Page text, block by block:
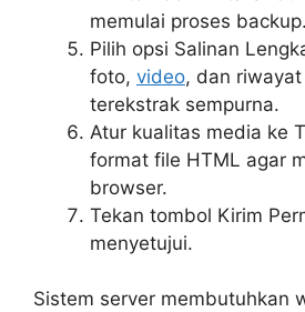
memulai proses backup.
Pilih opsi Salinan
foto, video, dan
terekstrak sempurna.
Atur kualitas media ke
format file HTML agar
browser.
Tekan tombol Kirim
menyetujui.
Sistem server membutuhkan